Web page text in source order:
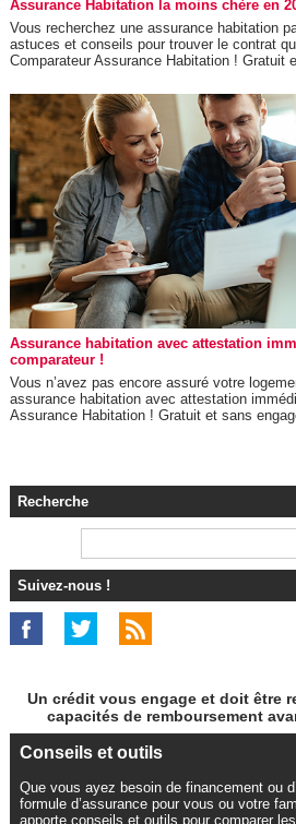
Assurance Habitation la moins chère en
Vous recherchez une assurance habitation
astuces et conseils pour trouver le contrat
Comparateur Assurance Habitation ! Gratuit
Assurance habitation avec attestation
comparateur !
Vous n’avez pas encore assuré votre
assurance habitation avec attestation
Assurance Habitation ! Gratuit et sans
Recherche
Suivez-nous !
Un crédit vous engage et doit être
capacités de remboursement
Conseils et outils
Que vous ayez besoin de financement ou
formule d’assurance pour vous ou votre
apporte conseils et outils pour comparer